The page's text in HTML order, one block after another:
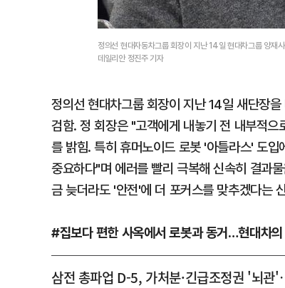
정의선 현대자동차그룹 회장이 지난 14일 현대차그룹 양
데일리안 정진주 기자
정의선 현대차그룹 회장이 지난 14일 새단장
검함. 정 회장은 "고객에게 내놓기 전 내부적
를 밝힘. 특히 휴머노이드 로봇 '아틀라스' 도
중요하다"며 에러를 빨리 극복해 신속히 결과
금 늦더라도 '안전'에 더 포커스를 맞추겠다는
#집보다 편한 사옥에서 로봇과 동거…현대차
삼전 총파업 D-5, 가처분·긴급조정권 '뇌